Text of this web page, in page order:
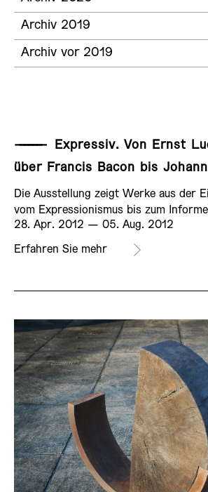
Archiv 2019
Archiv vor 2019
——————
Expressiv. Von Ernst
über Francis Bacon bis
Die Ausstellung zeigt Werke aus der
vom Expressionismus bis zum
28. Apr. 2012 ­— 05. Aug. 2012
Erfahren Sie mehr